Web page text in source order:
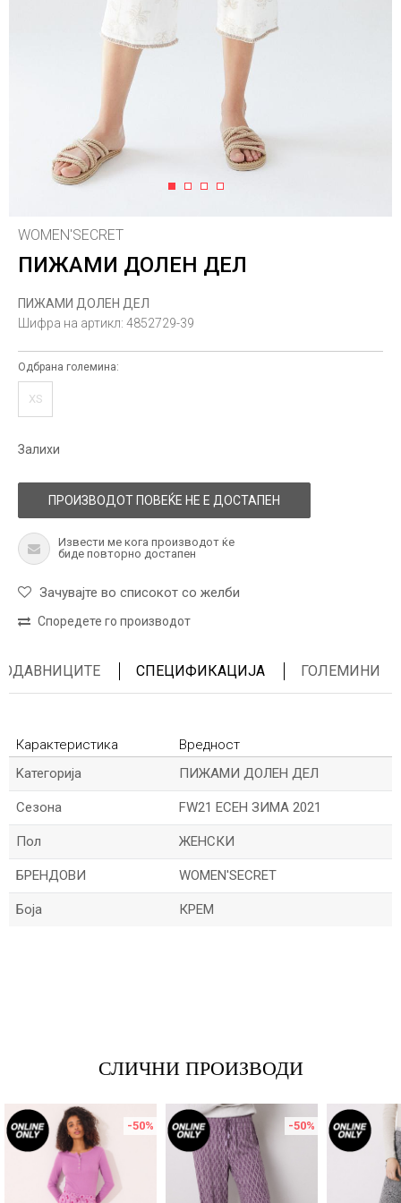
1 2 3 4
WOMEN'SECRET
ПИЖАМИ ДОЛЕН ДЕЛ
ПИЖАМИ ДОЛЕН ДЕЛ
Шифра на артикл: 4852729-39
Одбрана големина:
XS
Залихи
ПРОИЗВОДОТ ПОВЕЌЕ НЕ Е ДОСТАПЕН
Извести ме кога производот ќе
биде повторно достапен
Зачувајте во списокот со желби
Споредете го производот
СПЕЦИФИКАЦИЈА ГОЛЕМИНИ
Карактеристика
Вредност
Kатегорија
ПИЖАМИ ДОЛЕН ДЕЛ
Сезона FW21 ЕСЕН ЗИМА 2021
Пол ЖЕНСКИ
БРЕНДОВИ WOMEN'SECRET
Боја КРЕМ
Порака
СЛИЧНИ ПРОИЗВОДИ
-50% -50%